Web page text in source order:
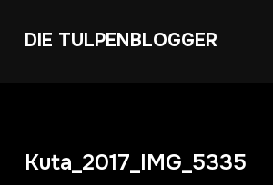
DIE TULPENBLOGGER
Kuta_2017_IMG_5335